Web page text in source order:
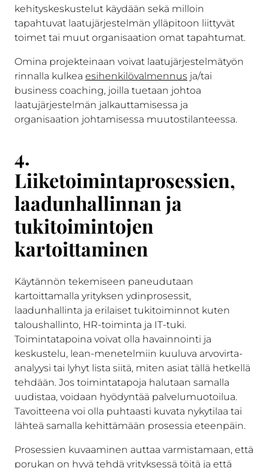
kehityskeskustelut käydään sekä milloin
tapahtuvat laatujärjestelmän ylläpitoon liittyvät
toimet tai muut organisaation omat tapahtumat.
Omina projekteinaan voivat laatujärjestelmätyön
rinnalla kulkea esihenkilövalmennus ja/tai
business coaching, joilla tuetaan johtoa
laatujärjestelmän jalkauttamisessa ja
organisaation johtamisessa muutostilanteessa.
4.
Liiketoimintaprosessien,
laadunhallinnan ja
tukitoimintojen
kartoittaminen
Käytännön tekemiseen paneudutaan
kartoittamalla yrityksen ydinprosessit,
laadunhallinta ja erilaiset tukitoiminnot kuten
taloushallinto, HR-toiminta ja IT-tuki.
Toimintatapoina voivat olla havainnointi ja
keskustelu, lean-menetelmiin kuuluva arvovirta-
analyysi tai lyhyt lista siitä, miten asiat tällä hetkellä
tehdään. Jos toimintatapoja halutaan samalla
uudistaa, voidaan hyödyntää palvelumuotoilua.
Tavoitteena voi olla puhtaasti kuvata nykytilaa tai
lähteä samalla kehittämään prosessia eteenpäin.
Prosessien kuvaaminen auttaa varmistamaan, että
porukan on hyvä tehdä yrityksessä töitä ja että